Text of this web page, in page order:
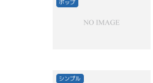
ポップ
シンプル